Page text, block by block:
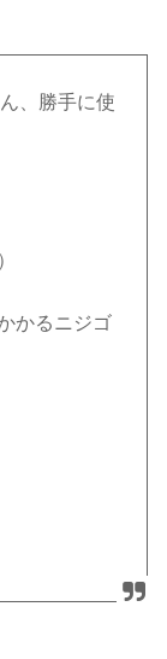
、勝手に使
かるニジゴ